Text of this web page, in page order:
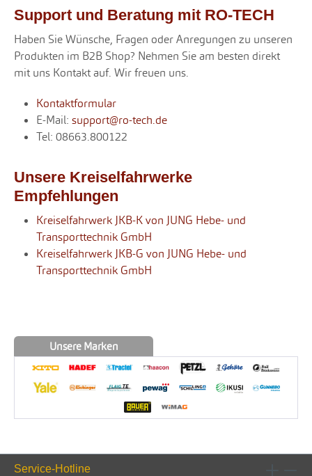
Support und Beratung mit RO-TECH
Haben Sie Wünsche, Fragen oder Anregungen zu unseren
Produkten im B2B Shop? Nehmen Sie am besten direkt
mit uns Kontakt auf. Wir freuen uns.
Kontaktformular
E-Mail: support@ro-tech.de
Tel: 08663.800122
Unsere Kreiselfahrwerke
Empfehlungen
Kreiselfahrwerk JKB-K von JUNG Hebe- und
Transporttechnik GmbH
Kreiselfahrwerk JKB-G von JUNG Hebe- und
Transporttechnik GmbH
Unsere Marken
Service-Hotline